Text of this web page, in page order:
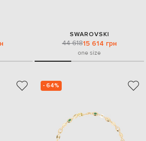
SWAROVSKI
44 61815 614 грн
one size
- 64%